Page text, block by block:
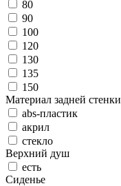
80
90
100
120
130
135
150
Материал задней стенки
abs-пластик
акрил
стекло
Верхний душ
есть
Сиденье